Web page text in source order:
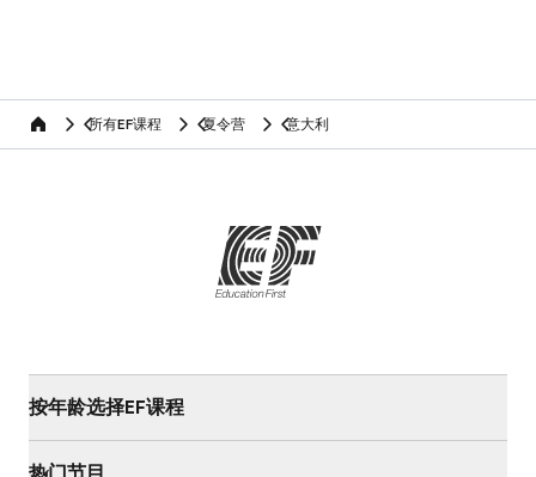
home 所有EF课程 夏令营 意大利
按年龄选择EF课程